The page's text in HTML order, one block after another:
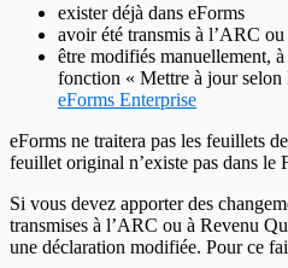
exister déjà dans eForms
avoir été transmis à l’ARC
être modifiés manuellement,
fonction « Mettre à jour selon
eForms Enterprise
eForms ne traitera pas les feuillets
feuillet original n’existe pas dans le
Si vous devez apporter des
transmises à l’ARC ou à Revenu
une déclaration modifiée. Pour ce